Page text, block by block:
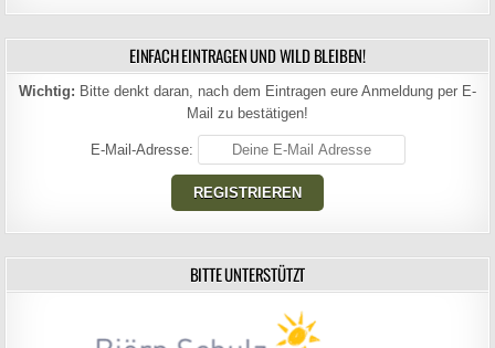
EINFACH EINTRAGEN UND WILD BLEIBEN!
Wichtig: Bitte denkt daran, nach dem Eintragen eure Anmeldung per E-
Mail zu bestätigen!
E-Mail-Adresse:
BITTE UNTERSTÜTZT